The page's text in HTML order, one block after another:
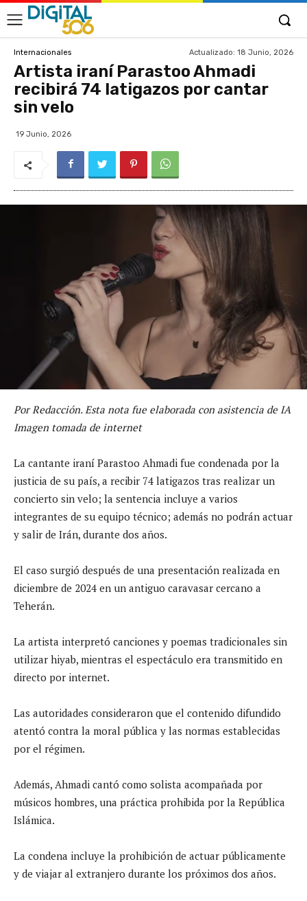
Internacionales Actualizado: 18 Junio, 2026
Artista iraní Parastoo Ahmadi
recibirá 74 latigazos por cantar
sin velo
19 Junio, 2026
Por Redacción. Esta nota fue elaborada con asistencia de IA
Imagen tomada de internet
La cantante iraní Parastoo Ahmadi fue condenada por la
justicia de su país, a recibir 74 latigazos tras realizar un
concierto sin velo; la sentencia incluye a varios
integrantes de su equipo técnico; además no podrán actuar
y salir de Irán, durante dos años.
El caso surgió después de una presentación realizada en
diciembre de 2024 en un antiguo caravasar cercano a
Teherán.
La artista interpretó canciones y poemas tradicionales sin
utilizar hiyab, mientras el espectáculo era transmitido en
directo por internet.
Las autoridades consideraron que el contenido difundido
atentó contra la moral pública y las normas establecidas
por el régimen.
Además, Ahmadi cantó como solista acompañada por
músicos hombres, una práctica prohibida por la República
Islámica.
La condena incluye la prohibición de actuar públicamente
y de viajar al extranjero durante los próximos dos años.